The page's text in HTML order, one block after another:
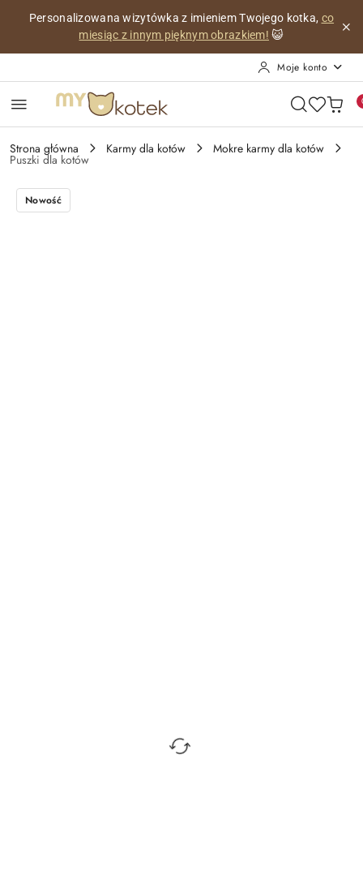
Przejdź do treści głównej
Przejdź do wyszukiwarki
Przejdź do moje konto
Przejdź do menu głównego
Przejdź do opisu produktu
Przejdź do stopki
Personalizowana wizytówka z imieniem Twojego kotka, co
miesiąc z innym pięknym obrazkiem! 😺
Moje konto
Strona główna Karmy dla kotów Mokre karmy dla kotów
Puszki dla kotów
Nowość